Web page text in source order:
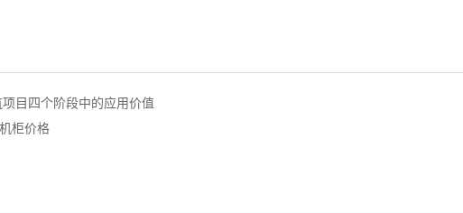
目四个阶段中的应用价值
柜价格